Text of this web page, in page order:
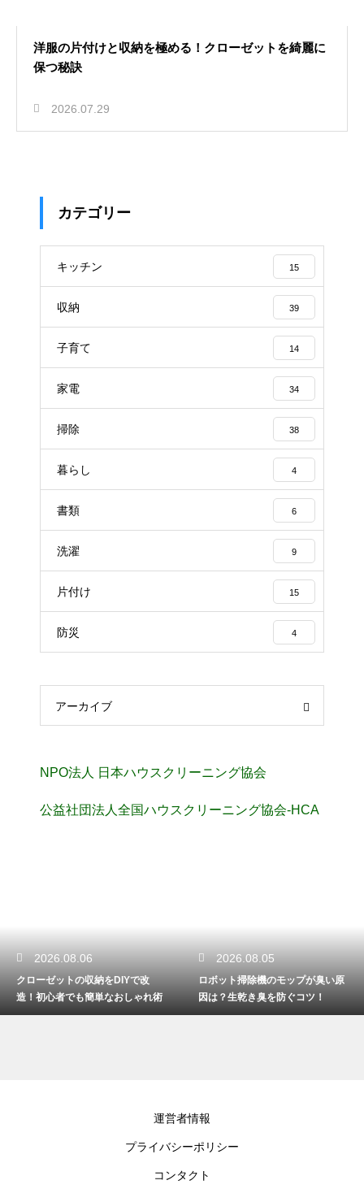
洋服の片付けと収納を極める！クローゼットを綺麗に
保つ秘訣
2026.07.29
カテゴリー
キッチン 15
収納 39
子育て 14
家電 34
掃除 38
暮らし 4
書類 6
洗濯 9
片付け 15
防災 4
アーカイブ
NPO法人 日本ハウスクリーニング協会
公益社団法人全国ハウスクリーニング協会-HCA
2026.08.06
クローゼットの収納をDIYで改
造！初心者でも簡単なおしゃれ術
2026.08.05
ロボット掃除機のモップが臭い原
因は？生乾き臭を防ぐコツ！
運営者情報
プライバシーポリシー
コンタクト